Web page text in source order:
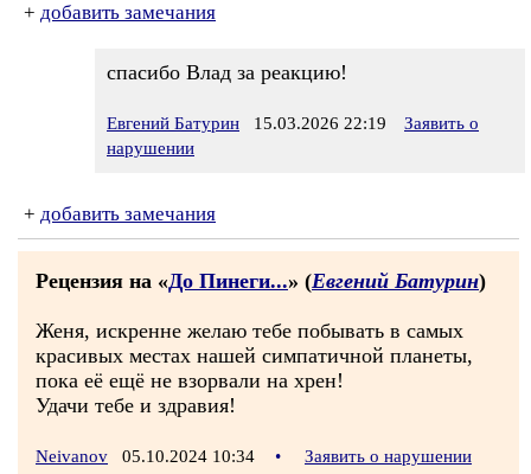
+ добавить замечания
спасибо Влад за реакцию!
Евгений Батурин 15.03.2026 22:19
Заявить о
нарушении
+ добавить замечания
Рецензия на «До Пинеги...» (Евгений Батурин)
Женя, искренне желаю тебе побывать в самых
красивых местах нашей симпатичной планеты,
пока её ещё не взорвали на хрен!
Удачи тебе и здравия!
Neivanov 05.10.2024 10:34 • Заявить о нарушении